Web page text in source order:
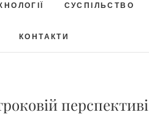
СУСПІЛЬСТВО
КОНТАКТИ
перспективі